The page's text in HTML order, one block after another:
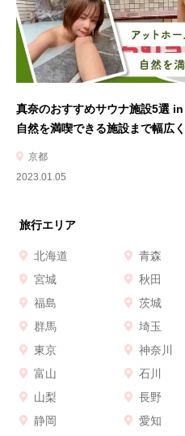
真奈のおすすめサウナ施設5選
自然を満喫できる施設まで幅広
京都
2023.01.05
旅行エリア
北海道 青森
宮城
秋田
福島
茨城
群馬
埼玉
東京
神奈川
富山
石川
山梨
長野
静岡
愛知